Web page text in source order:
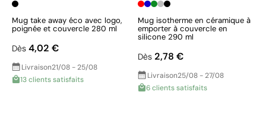
Mug take away éco avec logo,
poignée et couvercle 280 ml
Dès 4,02 €
Livraison21/08 - 25/08
13 clients satisfaits
Mug isotherme en céramique à
emporter à couvercle en
silicone 290 ml
Dès 2,78 €
Livraison25/08 - 27/08
6 clients satisfaits